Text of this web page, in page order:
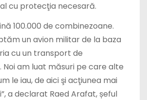
cu protecţia necesară.
100.000 de combinezoane.
un avion militar de la baza
cu un transport de
Noi am luat măsuri pe care alte
le iau, de aici şi acţiunea mai
a declarat Raed Arafat, șeful